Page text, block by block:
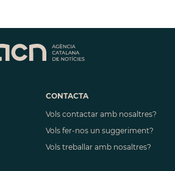
CONTACTA
Vols contactar amb nosaltres?
Vols fer-nos un suggeriment?
Vols treballar amb nosaltres?